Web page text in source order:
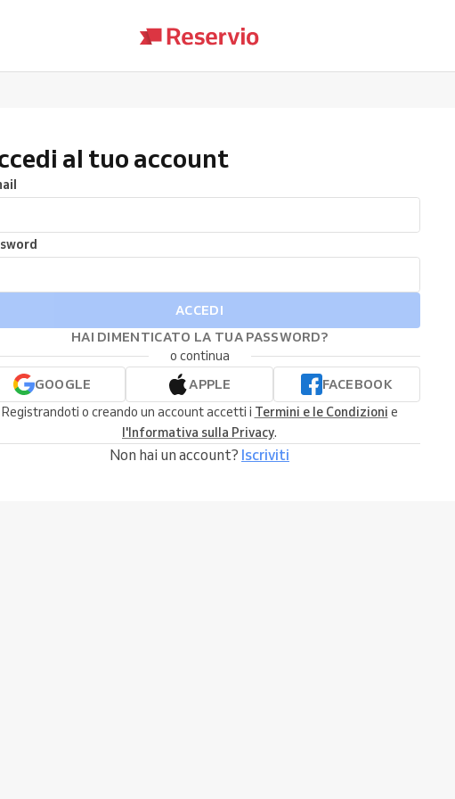
al tuo account
ACCEDI
HAI DIMENTICATO LA TUA PASSWORD?
o continua
GOOGLE
APPLE
FACEBOOK
Registrandoti o creando un account accetti i Termini e le Condizioni e
l'Informativa sulla Privacy.
Non hai un account? Iscriviti